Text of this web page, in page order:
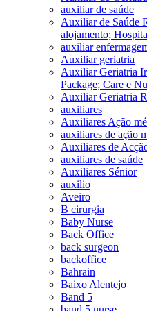
auxiliar de saúde
Auxiliar de Saúde
alojamento;
auxiliar
Auxiliar geriatria
Auxiliar Geriatria
Package; Care e
Auxiliar Geriatria
auxiliares
Auxiliares Ação
auxiliares de ação
Auxiliares de
auxiliares de saúde
Auxiliares Sénior
auxilio
Aveiro
B cirurgia
Baby Nurse
Back Office
back surgeon
backoffice
Bahrain
Baixo Alentejo
Band 5